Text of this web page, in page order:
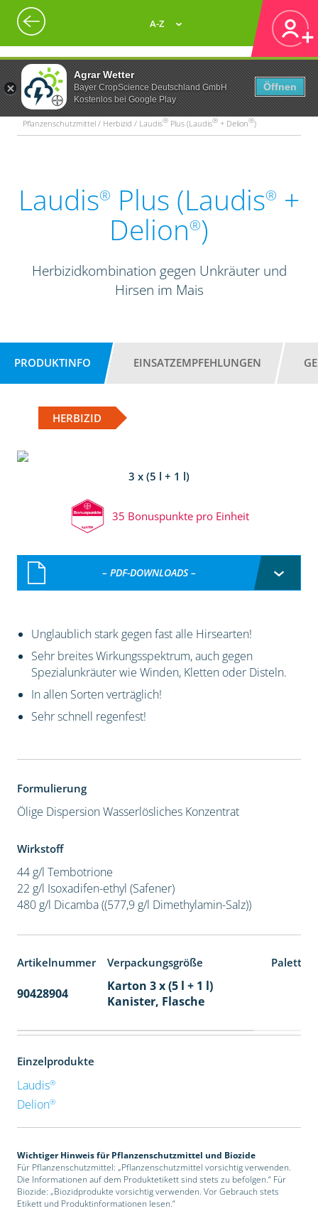
Agrar Wetter
Bayer CropScience Deutschland GmbH
Kostenlos bei Google Play
Öffnen
A-Z
Pflanzenschutzmittel / Herbizid / Laudis® Plus (Laudis® + Delion®)
Laudis® Plus (Laudis® +
Delion®)
Herbizidkombination gegen Unkräuter und
Hirsen im Mais
PRODUKTINFO EINSATZEMPFEHLUNGEN
HERBIZID
3 x (5 l + 1 l)
35 Bonuspunkte pro Einheit
– PDF-DOWNLOADS –
Unglaublich stark gegen fast alle Hirsearten!
Sehr breites Wirkungsspektrum, auch gegen
Spezialunkräuter wie Winden, Kletten oder Disteln.
In allen Sorten verträglich!
Sehr schnell regenfest!
Formulierung
Ölige DispersionWasserlösliches Konzentrat
Wirkstoff
44 g/l Tembotrione
22 g/l Isoxadifen-ethyl (Safener)
480 g/l Dicamba ((577,9 g/l Dimethylamin-Salz))
Artikelnummer Verpackungsgröße
90428904
Karton 3 x (5 l + 1 l)
Kanister, Flasche
Einzelprodukte
Laudis®
Delion®
Wichtiger Hinweis für Pflanzenschutzmittel und Biozide
Für Pflanzenschutzmittel: „Pflanzenschutzmittel vorsichtig verwenden.
Die Informationen auf dem Produktetikett sind stets zu befolgen.“ Für
Biozide: „Biozidprodukte vorsichtig verwenden. Vor Gebrauch stets
Etikett und Produktinformationen lesen.“